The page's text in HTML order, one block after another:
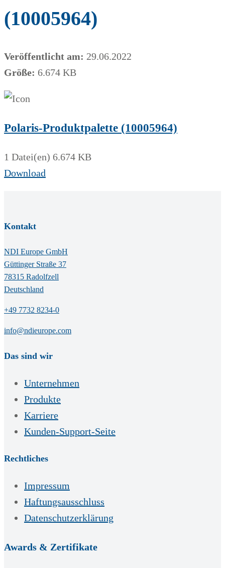
(10005964)
Veröffentlicht am: 29.06.2022
Größe: 6.674 KB
Polaris-Produktpalette (10005964)
1 Datei(en) 6.674 KB
Download
Kontakt
NDI Europe GmbH
Güttinger Straße 37
78315 Radolfzell
Deutschland
+49 7732 8234-0
info@ndieurope.com
Das sind wir
Unternehmen
Produkte
Karriere
Kunden-Support-Seite
Rechtliches
Impressum
Haftungsausschluss
Datenschutzerklärung
Awards & Zertifikate